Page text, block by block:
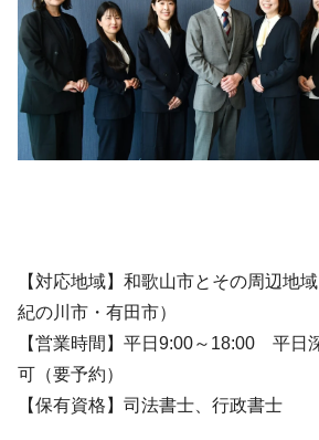
【対応地域】和歌山市とその周辺地
紀の川市・有田市）
【営業時間】平日9:00～18:00 平日
可（要予約）
【保有資格】司法書士、行政書士